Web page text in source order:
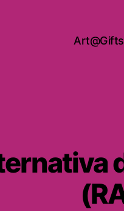
Art@Gifts